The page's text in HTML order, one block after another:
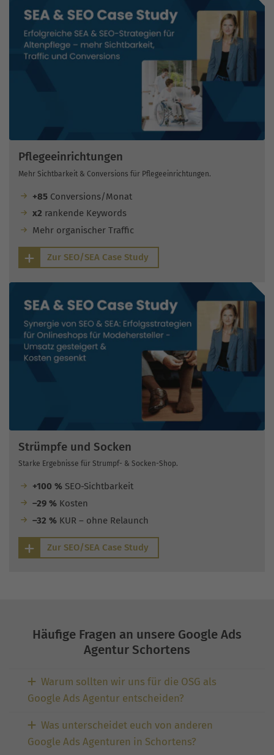
Pflegeeinrichtungen
Mehr Sichtbarkeit & Conversions für Pflegeeinrichtungen.
+85Conversions/Monat
x2 rankende Keywords
Mehr organischer Traffic
Zur SEO/SEA Case Study
Strümpfe und Socken
Starke Ergebnisse für Strumpf- & Socken-Shop.
+100 %SEO-Sichtbarkeit
–29 %Kosten
–32 %KUR – ohne Relaunch
Zur SEO/SEA Case Study
Häufige Fragen an unsere Google Ads
Agentur Schortens
Warum sollten wir uns für die OSG als
Google Ads Agentur entscheiden?
Was unterscheidet euch von anderen
Google Ads Agenturen in Schortens?